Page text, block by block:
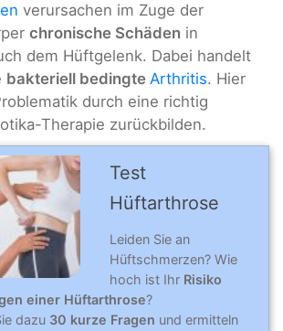
verursachen im Zuge der
chronische Schäden in
dem Hüftgelenk. Dabei handelt
bakteriell bedingte Arthritis. Hier
durch eine richtig
Therapie zurückbilden.
Test
Hüftarthrose
Leiden Sie an
Hüftschmerzen? Wie
hoch ist Ihr Risiko
einer Hüftarthrose?
dazu 30 kurze Fragen und ermitteln